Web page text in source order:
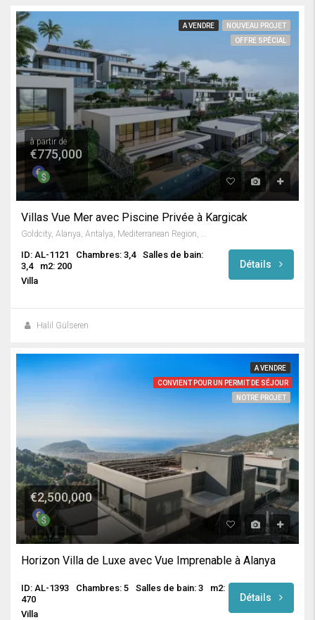
A VENDRE
NOUVEAU PROJET
OFFRE SPÉCIAL
à partir de
€775,000
Villas Vue Mer avec Piscine Privée à Kargicak
Goldcity, Alanya, Antalya, Mediterranean Region, Turkey
ID: AL-1121 Chambres: 3,4
Salles de bain:
3,4
m2: 200
Villa
Détails
Halil Gülseren
A VENDRE
CONVIENT POUR UN PERMIT DE SÉJOUR
NOTRE PROJET
€2,500,000
Horizon Villa de Luxe avec Vue Imprenable à Alanya
ID: AL-1393 Chambres: 5 Salles de bain: 3
m2:
470
Villa
Détails